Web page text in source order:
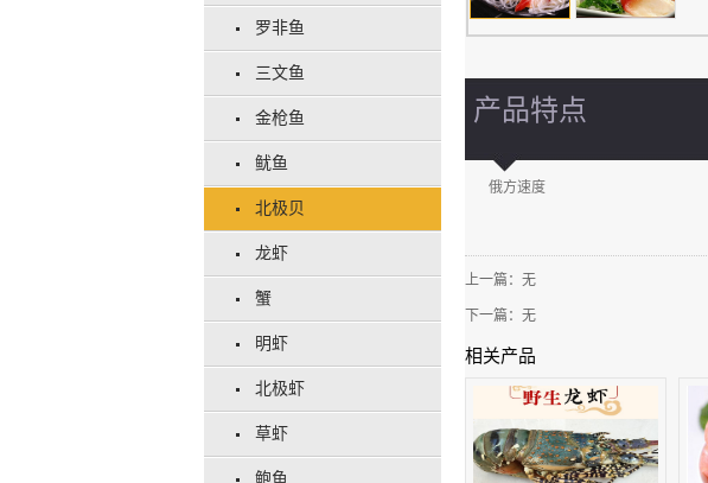
罗非鱼
三文鱼
金枪鱼
鱿鱼
北极贝
龙虾
蟹
明虾
北极虾
草虾
鲍鱼
产品特点
俄方速度
上一篇：无
下一篇：无
相关产品